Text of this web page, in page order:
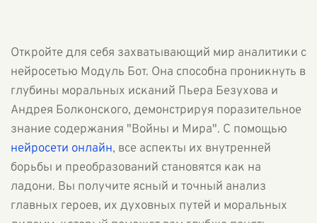
Откройте для себя захватывающий мир аналитики с
нейросетью Модуль Бот. Она способна проникнуть в
глубины моральных исканий Пьера Безухова и
Андрея Болконского, демонстрируя поразительное
знание содержания "Войны и Мира". С помощью
нейросети онлайн, все аспекты их внутренней
борьбы и преобразований становятся как на
ладони. Вы получите ясный и точный анализ
главных героев, их духовных путей и моральных